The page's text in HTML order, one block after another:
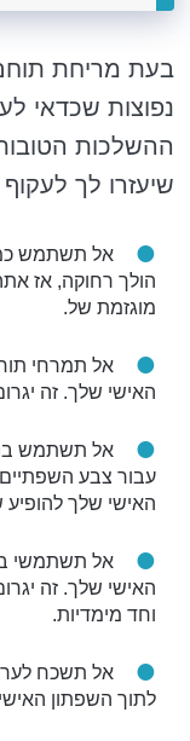
בעת מריחת
נפוצות שכדאי
ההשלכות
שיעזרו לך
אל תשתמש
הולך רחוקה, אז
מוגזמת של.
אל תמרחי
האישי שלך. זה
אל תשתמש
עבור צבע
האישי שלך להופיע
אל תשתמשי
האישי שלך. זה
וחד מימדיות.
אל תשכח
לתוך השפתון